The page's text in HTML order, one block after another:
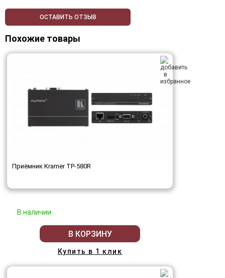
ОСТАВИТЬ ОТЗЫВ
Похожие товары
Приёмник Kramer TP-580R
В наличии
В КОРЗИНУ
Купить в 1 клик